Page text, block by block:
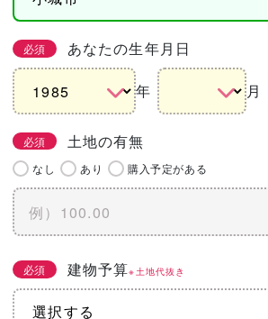
必須 あなたの生年月日
年 月
必須 土地の有無
なし あり 購入予定がある
必須 建物予算※土地代抜き